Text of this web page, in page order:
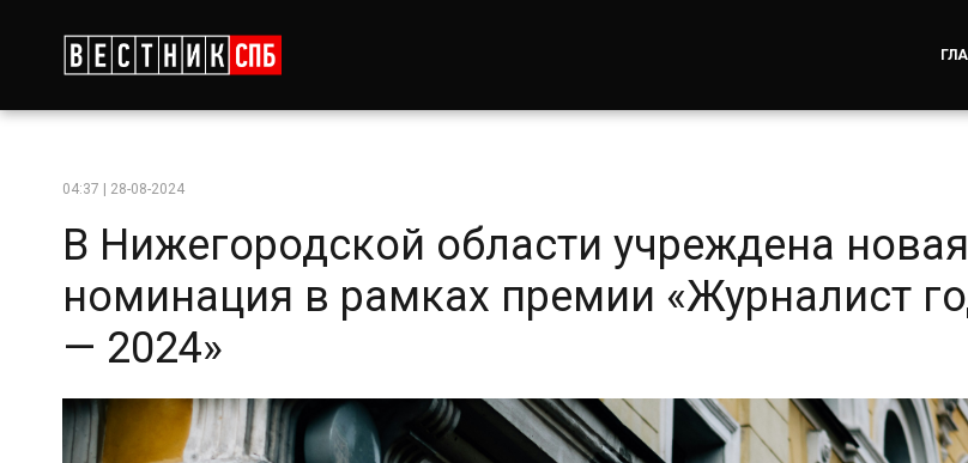
04:37 | 28-08-2024
В Нижегородской области учреждена новая
номинация в рамках премии «Журналист
— 2024»